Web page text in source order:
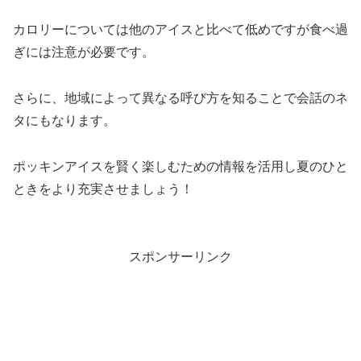
カロリーについては他のアイスと比べて低めですが食べ過
ぎには注意が必要です。
さらに、地域によって異なる呼び方を知ることで会話のネ
タにもなります。
ポッキンアイスを賢く楽しむための情報を活用し夏のひと
ときをより充実させましょう！
スポンサーリンク